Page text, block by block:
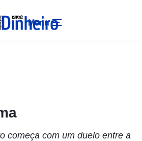
Menu
começa com um duelo entre a